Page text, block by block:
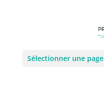
Sélectionner une page